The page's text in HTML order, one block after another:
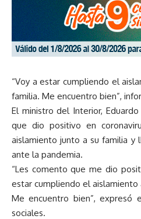
“Voy a estar cumpliendo el
familia. Me encuentro bien”,
El ministro del Interior,
que dio positivo en
aislamiento junto a su familia y
ante la pandemia.
“Les comento que me dio
estar cumpliendo el
Me encuentro bien”, expresó
sociales.